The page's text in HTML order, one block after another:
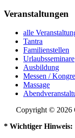
Veranstaltungen
alle
Tantra
Familienstellen
Urlaubsseminare
Ausbildung
Messen /
Massage
Copyright © 2026
* Wichtiger Hinweis: